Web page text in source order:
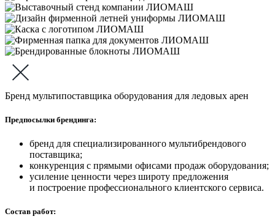
Бренд мультипоставщика оборудования для ледовых арен
Предпосылки брендинга:
бренд для специализированного мультибрендового
поставщика;
конкуренция с прямыми офисами продаж оборудования;
усиление ценности через широту предложения
и построение профессионального клиентского сервиса.
Состав работ: